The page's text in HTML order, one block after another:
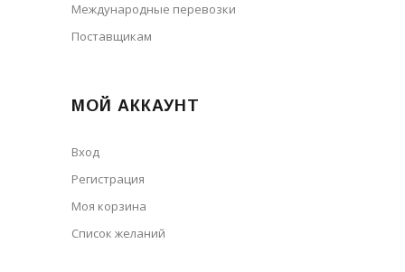
Международные перевозки
Поставщикам
МОЙ АККАУНТ
Вход
Регистрация
Моя корзина
Cписок желаний